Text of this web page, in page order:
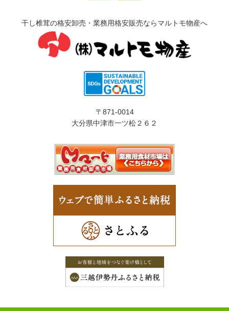
干し椎茸の格安卸売・業務用格安販売ならマルトモ物産へ
〒871-0014
大分県中津市一ツ松２６２